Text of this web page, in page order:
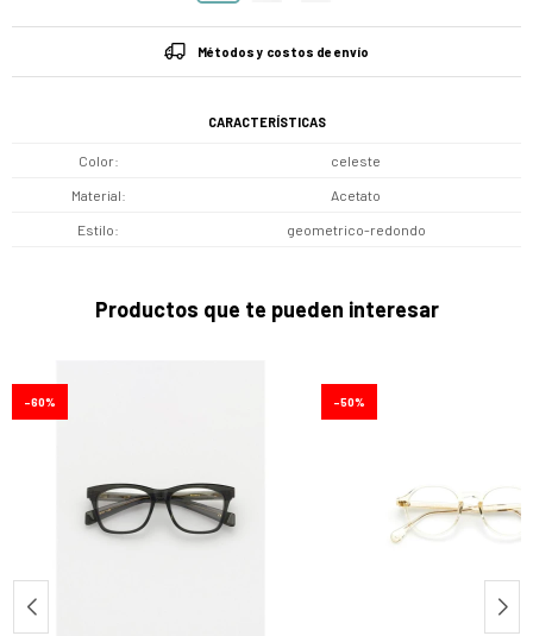
Métodos y costos de envío
CARACTERÍSTICAS
Color celeste
Material Acetato
Estilo geometrico-redondo
Productos que te pueden interesar
60 50